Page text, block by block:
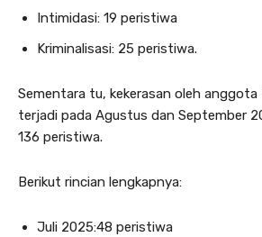
Intimidasi: 19 peristiwa
Kriminalisasi: 25 peristiwa.
Sementara tu, kekerasan oleh anggota
terjadi pada Agustus dan September
136 peristiwa.
Berikut rincian lengkapnya:
Juli 2025:48 peristiwa